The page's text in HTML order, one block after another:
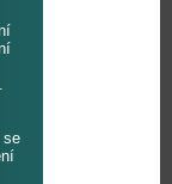
se